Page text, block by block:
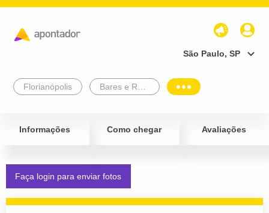
São Paulo, SP
Florianópolis
Informações Como chegar Avaliações
Faça login para enviar fotos